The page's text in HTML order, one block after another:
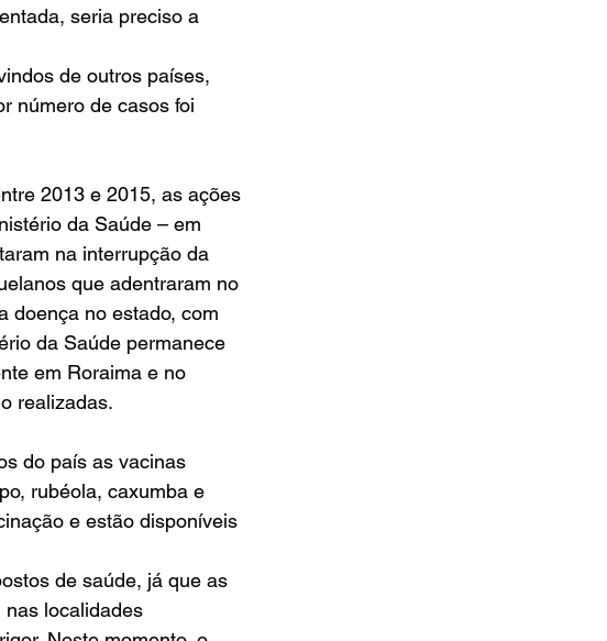
seria preciso a
de outros países,
número de casos foi
2013 e 2015, as ações
da Saúde – em
na interrupção da
que adentraram no
doença no estado, com
da Saúde permanece
em Roraima e no
realizadas.
do país as vacinas
rubéola, caxumba e
e estão disponíveis
de saúde, já que as
localidades